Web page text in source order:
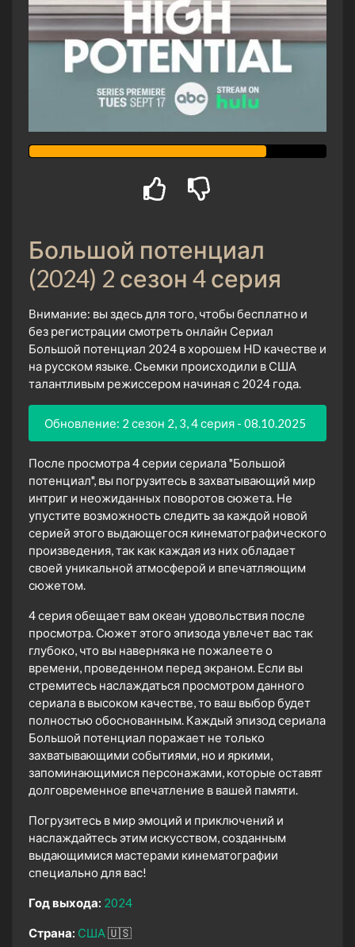
Большой потенциал
(2024) 2 сезон 4 серия
Внимание: вы здесь для того, чтобы бесплатно и
без регистрации смотреть онлайн Сериал
Большой потенциал 2024 в хорошем HD качестве и
на русском языке. Сьемки происходили в США
талантливым режиссером начиная с 2024 года.
Обновление: 2 сезон 2, 3, 4 серия - 08.10.2025
После просмотра 4 серии сериала "Большой
потенциал", вы погрузитесь в захватывающий мир
интриг и неожиданных поворотов сюжета. Не
упустите возможность следить за каждой новой
серией этого выдающегося кинематографического
произведения, так как каждая из них обладает
своей уникальной атмосферой и впечатляющим
сюжетом.
4 серия обещает вам океан удовольствия после
просмотра. Сюжет этого эпизода увлечет вас так
глубоко, что вы наверняка не пожалеете о
времени, проведенном перед экраном. Если вы
стремитесь наслаждаться просмотром данного
сериала в высоком качестве, то ваш выбор будет
полностью обоснованным. Каждый эпизод сериала
Большой потенциал поражает не только
захватывающими событиями, но и яркими,
запоминающимися персонажами, которые оставят
долговременное впечатление в вашей памяти.
Погрузитесь в мир эмоций и приключений и
наслаждайтесь этим искусством, созданным
выдающимися мастерами кинематографии
специально для вас!
Год выхода: 2024
Страна: США 🇺🇸